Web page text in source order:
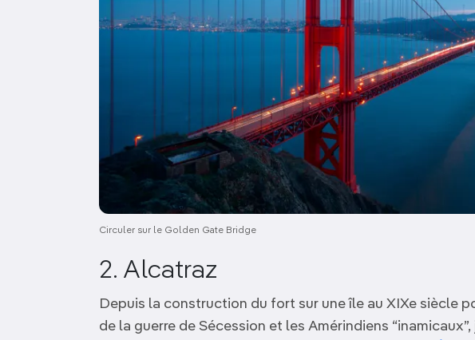
Circuler sur le Golden Gate Bridge
2. Alcatraz
Depuis la construction du fort sur une île au XIXe siècle
de la guerre de Sécession et les Amérindiens “inamicaux”,